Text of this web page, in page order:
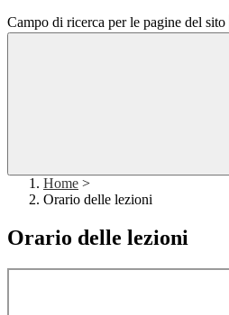
Campo di ricerca per le pagine del sito
Home >
Orario delle lezioni
Orario delle lezioni